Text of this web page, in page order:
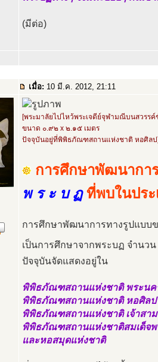
(มีต่อ)
เมื่อ: 10 มี.ค. 2012, 21:11
[พระมาลัยไปไหว้พระเจดีย์จุฬามณีบนสวรร
ขนาด ๐.๙๒ x ๒.๑๕ เมตร
ปัจจุบันอยู่ที่พิพิธภัณฑสถานแห่งชาติ หอศิล
การศึกษาพัฒนากา
พ ร ะ บ ฏ ที่พบในปร
การศึกษาพัฒนาการทางรูปแบบ
เป็นการศึกษาจากพระบฏ จำนวน
ปัจจุบันจัดแสดงอยู่ใน
พิพิธภัณฑสถานแห่งชาติ พระนค
พิพิธภัณฑสถานแห่งชาติ หอศิลป
พิพิธภัณฑสถานแห่งชาติ เจ้าสา
พิพิธภัณฑสถานแห่งชาติสมเด็จ
และหอสมุดแห่งชาติ